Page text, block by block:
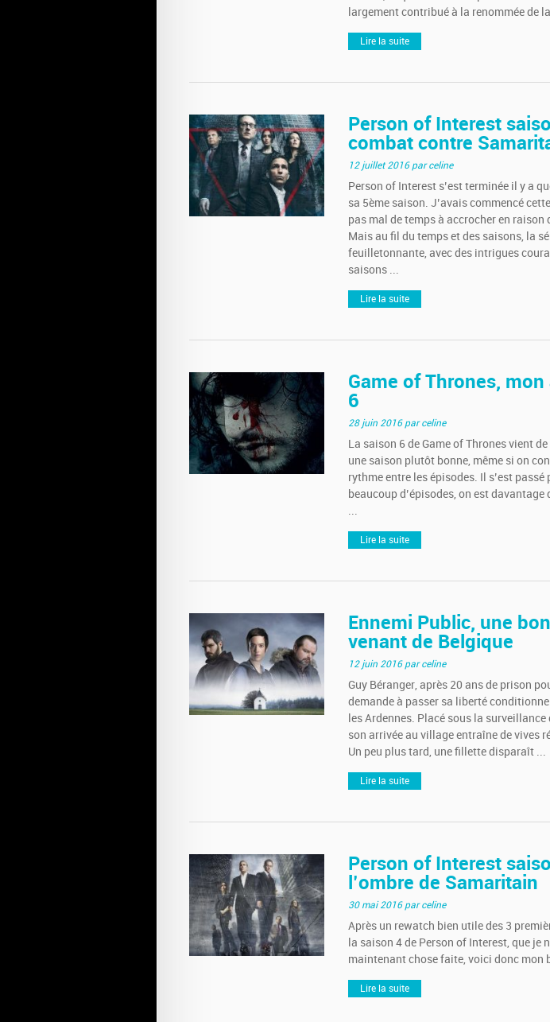
largement contribué à la renommée de
Lire la suite
Person of Interest
combat contre
12 juillet 2016par celine
Person of Interest s’est terminée il y a
sa 5ème saison. J’avais commencé
pas mal de temps à accrocher en
Mais au fil du temps et des saisons, la
feuilletonnante, avec des intrigues
saisons ...
Lire la suite
Game of Thrones,
6
28 juin 2016par celine
La saison 6 de Game of Thrones vient
une saison plutôt bonne, même si on
rythme entre les épisodes. Il s’est
beaucoup d’épisodes, on est
...
Lire la suite
Ennemi Public, une
venant de Belgique
12 juin 2016par celine
Guy Béranger, après 20 ans de prison
demande à passer sa liberté
les Ardennes. Placé sous la
son arrivée au village entraîne de vives
Un peu plus tard, une fillette disparaît ...
Lire la suite
Person of Interest
l’ombre de Samaritain
30 mai 2016par celine
Après un rewatch bien utile des 3
la saison 4 de Person of Interest, que je
maintenant chose faite, voici donc mon
Lire la suite